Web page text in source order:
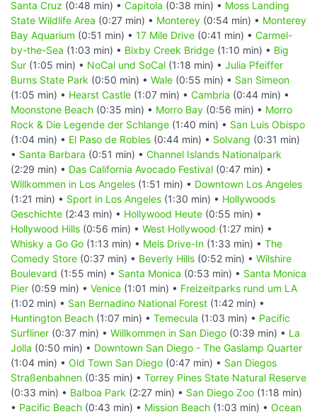
Santa Cruz (0:48 min) • Capitola (0:38 min) • Moss Landing
State Wildlife Area (0:27 min) • Monterey (0:54 min) • Monterey
Bay Aquarium (0:51 min) • 17 Mile Drive (0:41 min) • Carmel-
by-the-Sea (1:03 min) • Bixby Creek Bridge (1:10 min) • Big
Sur (1:05 min) • NoCal und SoCal (1:18 min) • Julia Pfeiffer
Burns State Park (0:50 min) • Wale (0:55 min) • San Simeon
(1:05 min) • Hearst Castle (1:07 min) • Cambria (0:44 min) •
Moonstone Beach (0:35 min) • Morro Bay (0:56 min) • Morro
Rock & Die Legende der Schlange (1:40 min) • San Luis Obispo
(1:04 min) • El Paso de Robles (0:44 min) • Solvang (0:31 min)
• Santa Barbara (0:51 min) • Channel Islands Nationalpark
(2:29 min) • Das California Avocado Festival (0:47 min) •
Willkommen in Los Angeles (1:51 min) • Downtown Los Angeles
(1:21 min) • Sport in Los Angeles (1:30 min) • Hollywoods
Geschichte (2:43 min) • Hollywood Heute (0:55 min) •
Hollywood Hills (0:56 min) • West Hollywood (1:27 min) •
Whisky a Go Go (1:13 min) • Mels Drive-In (1:33 min) • The
Comedy Store (0:37 min) • Beverly Hills (0:52 min) • Wilshire
Boulevard (1:55 min) • Santa Monica (0:53 min) • Santa Monica
Pier (0:59 min) • Venice (1:01 min) • Freizeitparks rund um LA
(1:02 min) • San Bernadino National Forest (1:42 min) •
Huntington Beach (1:07 min) • Temecula (1:03 min) • Pacific
Surfliner (0:37 min) • Willkommen in San Diego (0:39 min) • La
Jolla (0:50 min) • Downtown San Diego - The Gaslamp Quarter
(1:04 min) • Old Town San Diego (0:47 min) • San Diegos
Straßenbahnen (0:35 min) • Torrey Pines State Natural Reserve
(0:33 min) • Balboa Park (2:27 min) • San Diego Zoo (1:18 min)
• Pacific Beach (0:43 min) • Mission Beach (1:03 min) • Ocean